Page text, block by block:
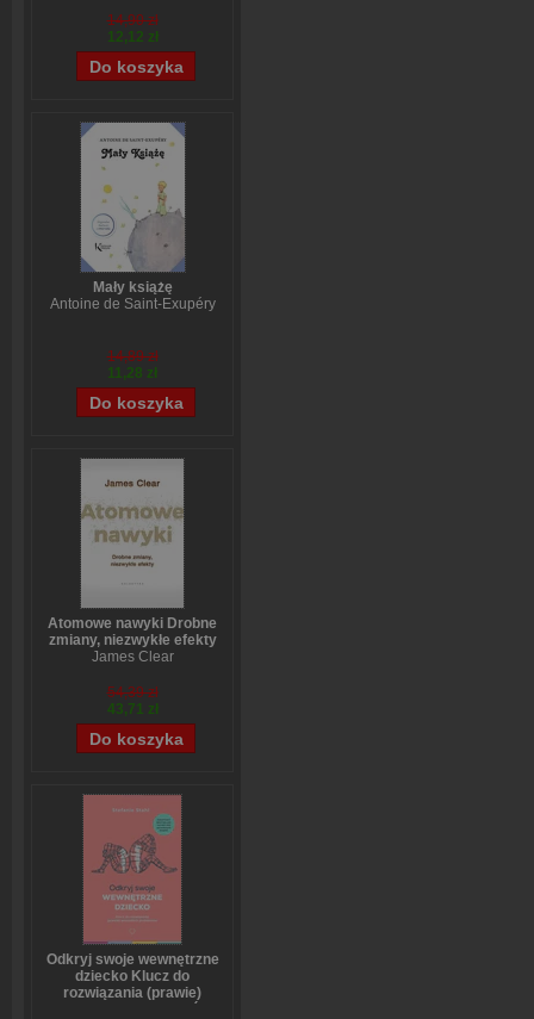
14,90 zł
12,12 zł
Mały książę
Antoine de Saint-Exupéry
14,89 zł
11,28 zł
Atomowe nawyki Drobne
zmiany, niezwykłe efekty
James Clear
54,39 zł
43,71 zł
Odkryj swoje wewnętrzne
dziecko Klucz do
rozwiązania (prawie)